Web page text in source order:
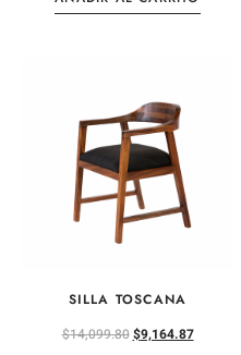
SILLA TOSCANA
$14,099.80$9,164.87